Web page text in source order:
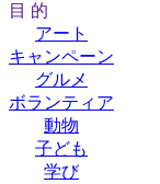
目 的
アート
キャンペーン
グルメ
ボランティア
動物
子ども
学び